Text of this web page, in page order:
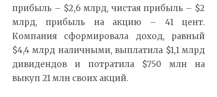
прибыль – $2,6 млрд, чистая прибыль – $2
млрд, прибыль на акцию – 41 цент.
Компания сформировала доход, равный
$4,4 млрд наличными, выплатила $1,1 млрд
дивидендов и потратила $750 млн на
выкуп 21 млн своих акций.